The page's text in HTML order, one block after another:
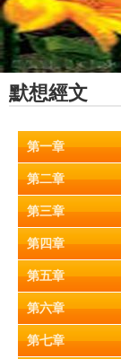
默想經文
第一章
第二章
第三章
第四章
第五章
第六章
第七章